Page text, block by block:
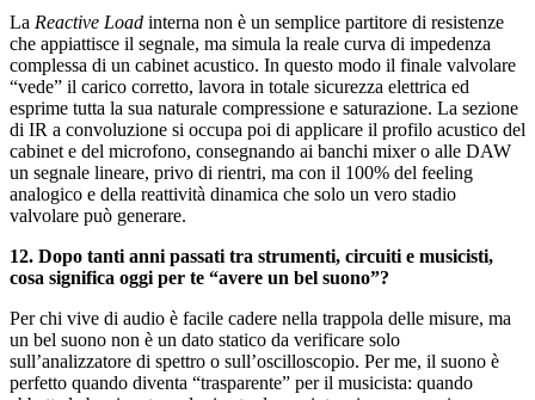
La Reactive Load interna non è un semplice partitore di resistenze
che appiattisce il segnale, ma simula la reale curva di impedenza
complessa di un cabinet acustico. In questo modo il finale valvolare
“vede” il carico corretto, lavora in totale sicurezza elettrica ed
esprime tutta la sua naturale compressione e saturazione. La sezione
di IR a convoluzione si occupa poi di applicare il profilo acustico del
cabinet e del microfono, consegnando ai banchi mixer o alle DAW
un segnale lineare, privo di rientri, ma con il 100% del feeling
analogico e della reattività dinamica che solo un vero stadio
valvolare può generare.
12. Dopo tanti anni passati tra strumenti, circuiti e musicisti,
cosa significa oggi per te “avere un bel suono”?
Per chi vive di audio è facile cadere nella trappola delle misure, ma
un bel suono non è un dato statico da verificare solo
sull’analizzatore di spettro o sull’oscilloscopio. Per me, il suono è
perfetto quando diventa “trasparente” per il musicista: quando